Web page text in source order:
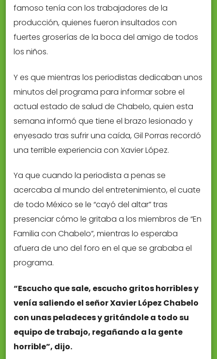
famoso tenía con los trabajadores de la
producción, quienes fueron insultados con
fuertes groserías de la boca del amigo de todos
los niños.
Y es que mientras los periodistas dedicaban unos
minutos del programa para informar sobre el
actual estado de salud de Chabelo, quien esta
semana informó que tiene el brazo lesionado y
enyesado tras sufrir una caída, Gil Porras recordó
una terrible experiencia con Xavier López.
Ya que cuando la periodista a penas se
acercaba al mundo del entretenimiento, el cuate
de todo México se le “cayó del altar” tras
presenciar cómo le gritaba a los miembros de “En
Familia con Chabelo”, mientras lo esperaba
afuera de uno del foro en el que se grababa el
programa.
“Escucho que sale, escucho gritos horribles y
venía saliendo el señor Xavier López Chabelo
con unas peladeces y gritándole a todo su
equipo de trabajo, regañando a la gente
horrible”, dijo.